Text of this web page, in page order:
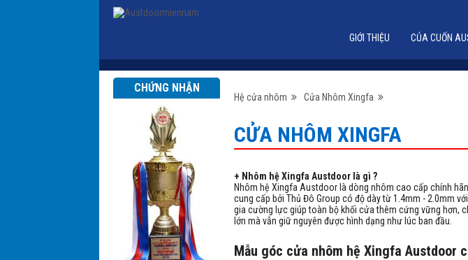
GIỚI THIỆU
CỦA CUỐN
CHỨNG NHẬN
Hệ cửa nhôm Cửa Nhôm Xingfa
CỬA NHÔM XINGFA
+ Nhôm hệ Xingfa Austdoor là gì ?
Nhôm hệ Xingfa Austdoor là dòng nhôm cao cấp chính
cung cấp bởi Thủ Đô Group có độ dày từ 1.4mm - 2.0mm
gia cường lực giúp toàn bộ khối cửa thêm cứng vững hơn,
lớn mà vẫn giữ nguyên được hình dạng như lúc ban đầu.
Mẫu góc cửa nhôm hệ Xingfa Austdoor